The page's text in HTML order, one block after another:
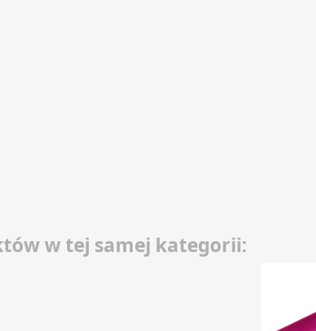
w tej samej kategorii: